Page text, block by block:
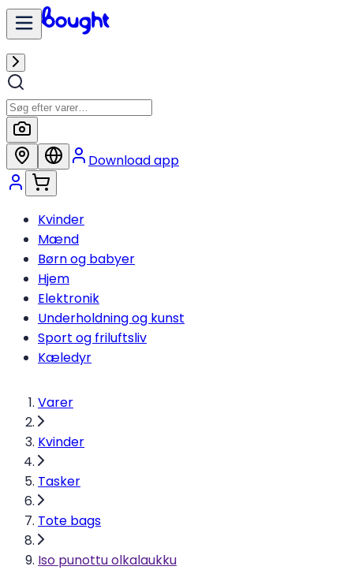
Download app
Kvinder
Mænd
Børn og babyer
Hjem
Elektronik
Underholdning og kunst
Sport og friluftsliv
Kæledyr
Varer
Kvinder
Tasker
Tote bags
Iso punottu olkalaukku